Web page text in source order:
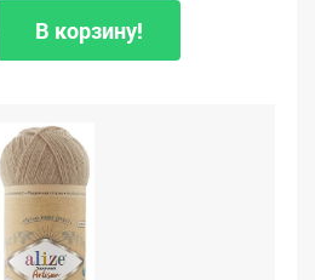
В корзину!